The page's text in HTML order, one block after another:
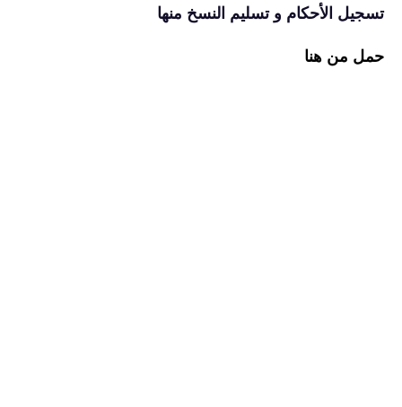
تسجيل الأحكام و تسليم النسخ منها
حمل من هنا